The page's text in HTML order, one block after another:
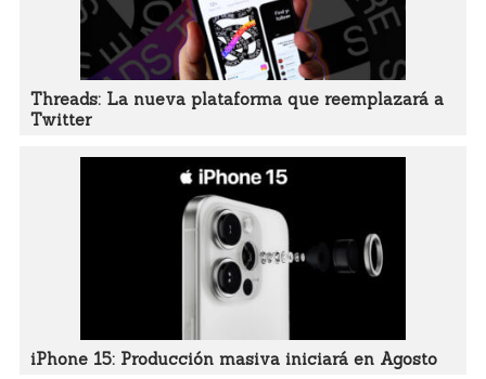
Threads: La nueva plataforma que reemplazará a
Twitter
iPhone 15: Producción masiva iniciará en Agosto